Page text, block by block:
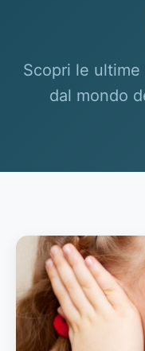
Scopri le
dal mondo